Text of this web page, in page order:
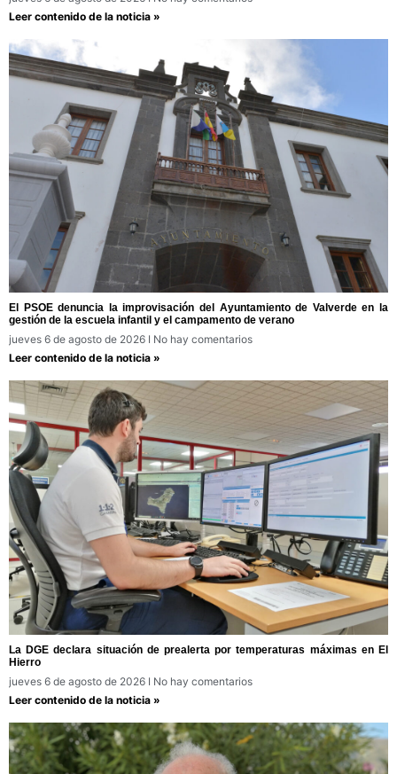
Leer contenido de la noticia »
El PSOE denuncia la improvisación del Ayuntamiento de Valverde en la
gestión de la escuela infantil y el campamento de verano
jueves 6 de agosto de 2026
No hay comentarios
Leer contenido de la noticia »
La DGE declara situación de prealerta por temperaturas máximas en El
Hierro
jueves 6 de agosto de 2026
No hay comentarios
Leer contenido de la noticia »